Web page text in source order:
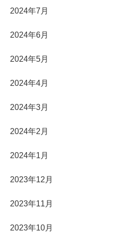
2024年7月
2024年6月
2024年5月
2024年4月
2024年3月
2024年2月
2024年1月
2023年12月
2023年11月
2023年10月